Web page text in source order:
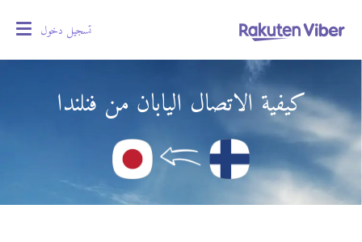
تسجيل دخول
كيفية الاتصال اليابان من فنلندا